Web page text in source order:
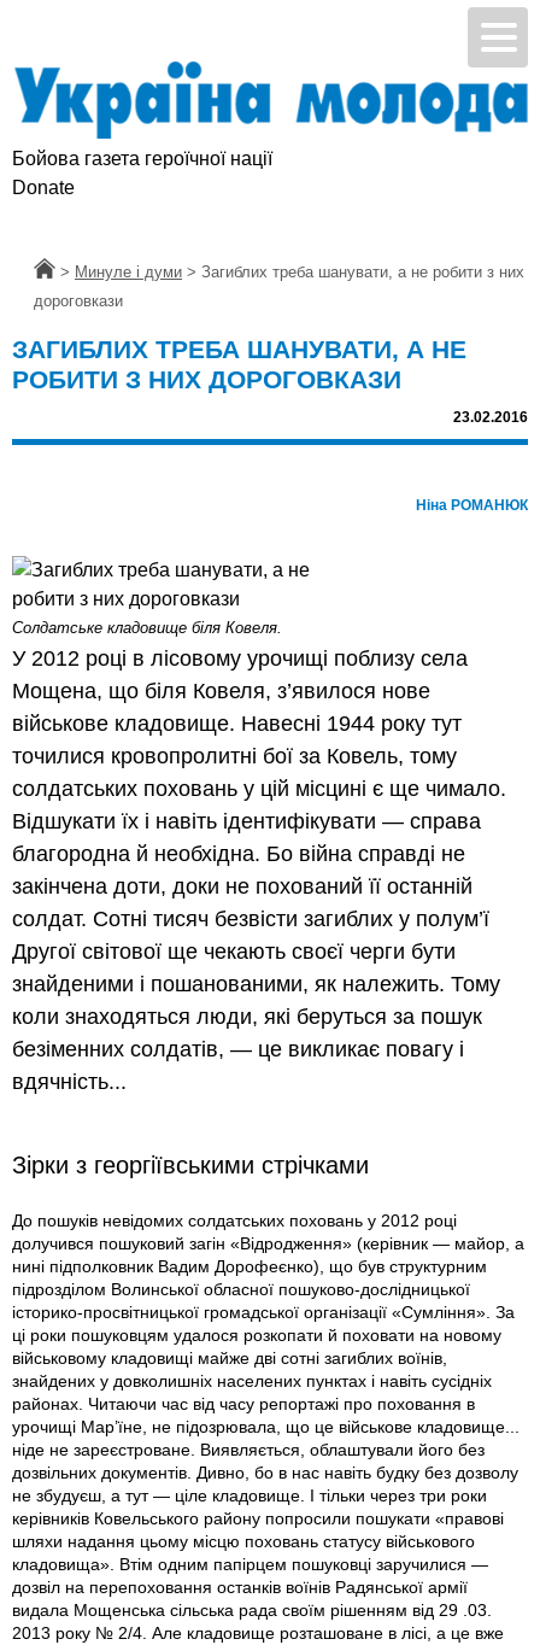
Бойова газета героїчної нації
Підтримай УМ
Головна
> Минуле і думи > Загиблих треба шанувати, а не робити з них
дороговкази
ЗАГИБЛИХ ТРЕБА ШАНУВАТИ, А НЕ
РОБИТИ З НИХ ДОРОГОВКАЗИ
23.02.2016
Ніна РОМАНЮК
Солдатське кладовище біля Ковеля.
У 2012 році в лісовому урочищі поблизу села
Мощена, що біля Ковеля, з’явилося нове
військове кладовище. Навесні 1944 року тут
точилися кровопролитні бої за Ковель, тому
солдатських поховань у цій місцині є ще чимало.
Відшукати їх і навіть ідентифікувати — справа
благородна й необхідна. Бо війна справді не
закінчена доти, доки не похований її останній
солдат. Сотні тисяч безвісти загиблих у полум’ї
Другої світової ще чекають своєї черги бути
знайденими і пошанованими, як належить. Тому
коли знаходяться люди, які беруться за пошук
безіменних солдатів, — це викликає повагу і
вдячність...
Зірки з георгіївськими стрічками
До пошуків невідомих солдатських поховань у 2012 році
долучився пошуковий загін «Відродження» (керівник — майор, а
нині підполковник Вадим Дорофеєнко), що був структурним
підрозділом Волинської обласної пошуково-дослідницької
історико-просвітницької громадської організації «Сумління». За
ці роки пошуковцям удалося розкопати й поховати на новому
військовому кладовищі майже дві сотні загиблих воїнів,
знайдених у довколишніх населених пунктах і навіть сусідніх
районах. Читаючи час від часу репортажі про поховання в
урочищі Мар’їне, не підозрювала, що це військове кладовище...
ніде не зареєстроване. Виявляється, облаштували його без
дозвільних документів. Дивно, бо в нас навіть будку без дозволу
не збудуєш, а тут — ціле кладовище. І тільки через три роки
керівників Ковельського району попросили пошукати «правові
шляхи надання цьому місцю поховань статусу військового
кладовища». Втім одним папірцем пошуковці заручилися —
дозвіл на перепоховання останків воїнів Радянської армії
видала Мощенська сільська рада своїм рішенням від 29 .03.
2013 року № 2/4. Але кладовище розташоване в лісі, а це вже